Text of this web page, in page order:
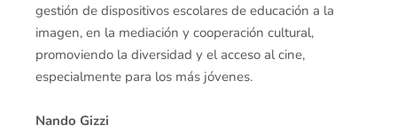
gestión de dispositivos escolares de educación a la
imagen, en la mediación y cooperación cultural,
promoviendo la diversidad y el acceso al cine,
especialmente para los más jóvenes.
Nando Gizzi